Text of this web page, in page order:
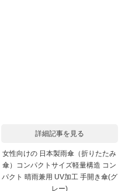
詳細記事を見る
女性向けの 日本製雨傘（折りたたみ
傘）コンパクトサイズ軽量構造 コン
パクト 晴雨兼用 UV加工 手開き傘(グ
レー)